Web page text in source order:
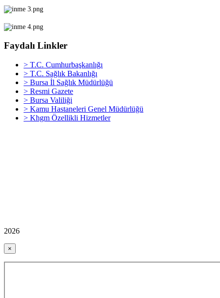
Faydalı Linkler
> T.C. Cumhurbaşkanlığı
> T.C. Sağlık Bakanlığı
> Bursa İl Sağlık Müdürlüğü
> Resmi Gazete
> Bursa Valiliği
> Kamu Hastaneleri Genel Müdürlüğü
> Khgm Özellikli Hizmetler
2026
×